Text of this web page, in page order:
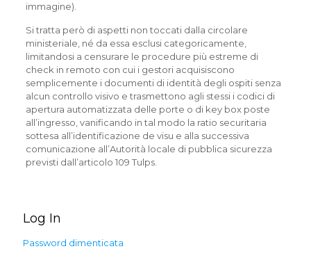
immagine).
Si tratta però di aspetti non toccati dalla circolare
ministeriale, né da essa esclusi categoricamente,
limitandosi a censurare le procedure più estreme di
check in remoto con cui i gestori acquisiscono
semplicemente i documenti di identità degli ospiti senza
alcun controllo visivo e trasmettono agli stessi i codici di
apertura automatizzata delle porte o di key box poste
all’ingresso, vanificando in tal modo la ratio securitaria
sottesa all’identificazione de visu e alla successiva
comunicazione all’Autorità locale di pubblica sicurezza
previsti dall’articolo 109 Tulps.
Log In
Password dimenticata